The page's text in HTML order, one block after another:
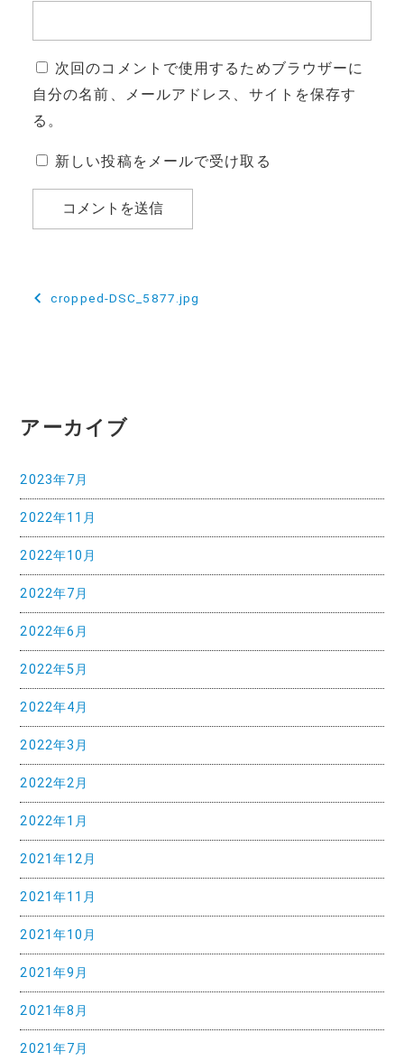
次回のコメントで使用するためブラウザーに
自分の名前、メールアドレス、サイトを保存す
る。
新しい投稿をメールで受け取る
投
ゲ
シ
ョ
ン
cropped-DSC_5877.jpg
アーカイブ
2023年7月
2022年11月
2022年10月
2022年7月
2022年6月
2022年5月
2022年4月
2022年3月
2022年2月
2022年1月
2021年12月
2021年11月
2021年10月
2021年9月
2021年8月
2021年7月